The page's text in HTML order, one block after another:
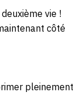
vie !
côté
pleinement